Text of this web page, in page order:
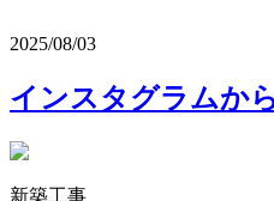
2025/08/03
インスタグラムか
新築工事